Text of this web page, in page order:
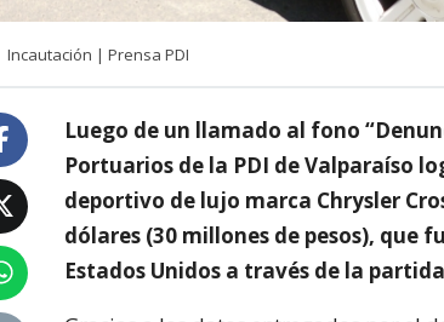
Incautación | Prensa PDI
Luego de un llamado al fono
Portuarios de la PDI de Valparaíso
deportivo de lujo marca Chrysler
dólares (30 millones de pesos), que
Estados Unidos a través de la